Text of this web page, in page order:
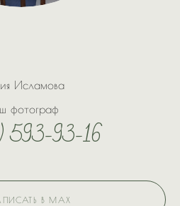
Исламова
фотограф
593-93-16
В МАХ